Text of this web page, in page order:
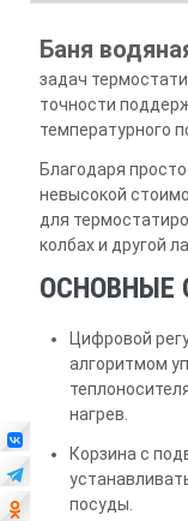
Баня
задач
точности
температурного
Благодаря
невысокой
для
колбах и другой
ОСНОВНЫЕ
Цифровой
алгоритмом
нагрев.
Корзина с
посуды.